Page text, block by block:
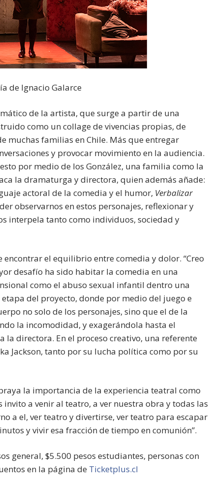
de Ignacio Galarce
de la artista, que surge a partir de una
como un collage de vivencias propias, de
muchas familias en Chile. Más que entregar
y provocar movimiento en la audiencia.
por medio de los González, una familia como la
la dramaturga y directora, quien además añade:
actoral de la comedia y el humor, Verbalizar
observarnos en estos personajes, reflexionar y
interpela tanto como individuos, sociedad y
encontrar el equilibrio entre comedia y dolor. “Creo
desafío ha sido habitar la comedia en una
como el abuso sexual infantil dentro una
del proyecto, donde por medio del juego e
no solo de los personajes, sino que el de la
la incomodidad, y exagerándola hasta el
directora. En el proceso creativo, una referente
Jackson, tanto por su lucha política como por su
la importancia de la experiencia teatral como
a venir al teatro, a ver nuestra obra y todas las
a el, ver teatro y divertirse, ver teatro para escapar
y vivir esa fracción de tiempo en comunión”.
general, $5.500 pesos estudiantes, personas con
en la página de Ticketplus.cl